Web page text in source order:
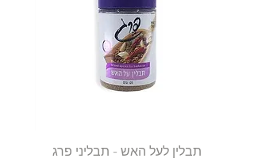
תבלין לעל האש - תבליני פרג